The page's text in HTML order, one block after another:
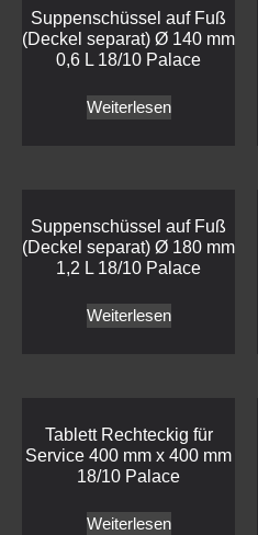
Suppenschüssel auf Fuß
(Deckel separat) Ø 140 mm
0,6 L 18/10 Palace
Weiterlesen
Suppenschüssel auf Fuß
(Deckel separat) Ø 180 mm
1,2 L 18/10 Palace
Weiterlesen
Tablett Rechteckig für
Service 400 mm x 400 mm
18/10 Palace
Weiterlesen